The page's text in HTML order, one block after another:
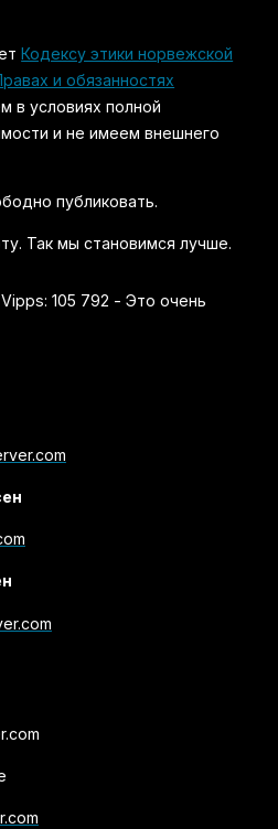
Кодексу этики норвежской
и обязанностях
в условиях полной
и не имеем внешнего
публиковать.
Так мы становимся лучше.
105 792 - Это очень